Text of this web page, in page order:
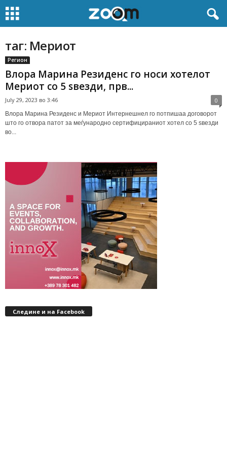
таг: Мериот
Регион
Влора Марина Резиденс го носи хотелот
Мериот со 5 ѕвезди, прв...
July 29, 2023 во 3:46 0
Влора Марина Резиденс и Мериот Интернешнел го потпишаа договорот
што го отвора патот за меѓународно сертифицираниот хотел со 5 ѕвезди
во...
Следине и на Facebook